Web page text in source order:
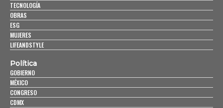
TECNOLOGÍA
OBRAS
ESG
MUJERES
LIFEANDSTYLE
Política
GOBIERNO
MÉXICO
CONGRESO
CDMX